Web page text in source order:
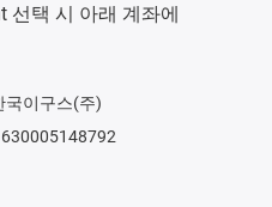
선택 시 아래 계좌에
국이구스(주)
630005148792